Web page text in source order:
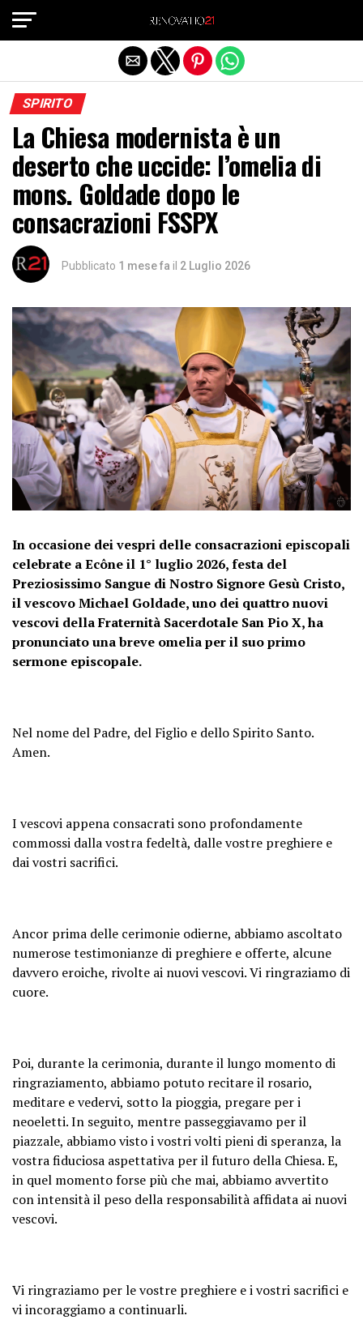
SPIRITO
La Chiesa modernista è un
deserto che uccide: l’omelia di
mons. Goldade dopo le
consacrazioni FSSPX
Pubblicato 1 mese fa il 2 Luglio 2026
In occasione dei vespri delle consacrazioni episcopali
celebrate a Ecône il 1° luglio 2026, festa del
Preziosissimo Sangue di Nostro Signore Gesù Cristo,
il vescovo Michael Goldade, uno dei quattro nuovi
vescovi della Fraternità Sacerdotale San Pio X, ha
pronunciato una breve omelia per il suo primo
sermone episcopale.
Nel nome del Padre, del Figlio e dello Spirito Santo.
Amen.
I vescovi appena consacrati sono profondamente
commossi dalla vostra fedeltà, dalle vostre preghiere e
dai vostri sacrifici.
Ancor prima delle cerimonie odierne, abbiamo ascoltato
numerose testimonianze di preghiere e offerte, alcune
davvero eroiche, rivolte ai nuovi vescovi. Vi ringraziamo di
cuore.
Poi, durante la cerimonia, durante il lungo momento di
ringraziamento, abbiamo potuto recitare il rosario,
meditare e vedervi, sotto la pioggia, pregare per i
neoeletti. In seguito, mentre passeggiavamo per il
piazzale, abbiamo visto i vostri volti pieni di speranza, la
vostra fiduciosa aspettativa per il futuro della Chiesa. E,
in quel momento forse più che mai, abbiamo avvertito
con intensità il peso della responsabilità affidata ai nuovi
vescovi.
Vi ringraziamo per le vostre preghiere e i vostri sacrifici e
vi incoraggiamo a continuarli.
Exit mobile version